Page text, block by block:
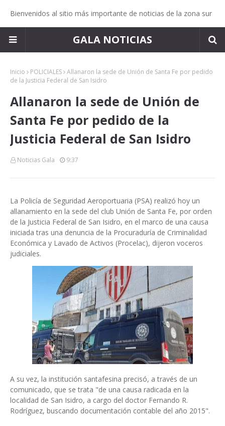
Bienvenidos al sitio más importante de noticias de la zona sur
GALA NOTICIAS
Inicio POLICIALES Allanaron la sede de Unión de Santa Fe por pedido
de la Justicia Federal de San Isidro
Allanaron la sede de Unión de
Santa Fe por pedido de la
Justicia Federal de San Isidro
Noticias Gala 9:37
La Policía de Seguridad Aeroportuaria (PSA) realizó hoy un
allanamiento en la sede del club Unión de Santa Fe, por orden
de la Justicia Federal de San Isidro, en el marco de una causa
iniciada tras una denuncia de la Procuraduría de Criminalidad
Económica y Lavado de Activos (Procelac), dijeron voceros
judiciales.
A su vez, la institución santafesina precisó, a través de un
comunicado, que se trata "de una causa radicada en la
localidad de San Isidro, a cargo del doctor Fernando R.
Rodríguez, buscando documentación contable del año 2015".